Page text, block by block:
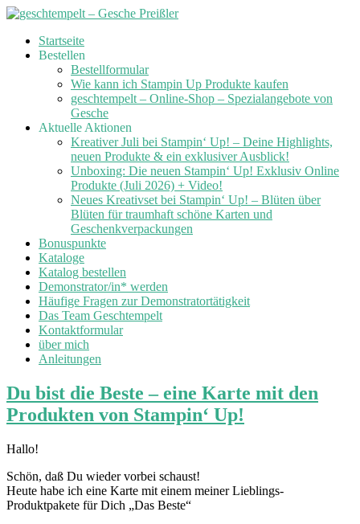
Skip
Startseite
Bestellen
Bestellformular
Wie kann ich Stampin Up Produkte kaufen
geschtempelt – Online-Shop – Spezialangebote von
Gesche
Aktuelle Aktionen
Kreativer Juli bei Stampin‘ Up! – Deine Highlights,
neuen Produkte & ein exklusiver Ausblick!
Unboxing: Die neuen Stampin‘ Up! Exklusiv Online
Produkte (Juli 2026) + Video!
Neues Kreativset bei Stampin‘ Up! – Blüten über
Blüten für traumhaft schöne Karten und
Geschenkverpackungen
Bonuspunkte
Kataloge
Katalog bestellen
Demonstrator/in* werden
Häufige Fragen zur Demonstratortätigkeit
Das Team Geschtempelt
Kontaktformular
über mich
Anleitungen
Du bist die Beste – eine Karte mit den
Produkten von Stampin‘ Up!
Hallo!
Schön, daß Du wieder vorbei schaust!
Heute habe ich eine Karte mit einem meiner Lieblings-
Produktpakete für Dich „Das Beste“